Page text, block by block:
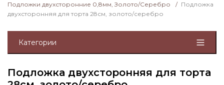
Подложки двухсторонние 0,8мм, Золото/Серебро
/ Подложка
двухсторонняя для торта 28см, золото/серебро
Категории
Подложка двухсторонняя для торта